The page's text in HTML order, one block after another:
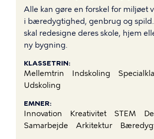
Alle kan gøre en forskel for miljøet
i bæredygtighed, genbrug og
skal redesigne deres skole, hjem
ny bygning.
KLASSETRIN
Mellemtrin Indskoling
Udskoling
EMNER
Innovation Kreativitet STEM
Samarbejde
Arkitektur